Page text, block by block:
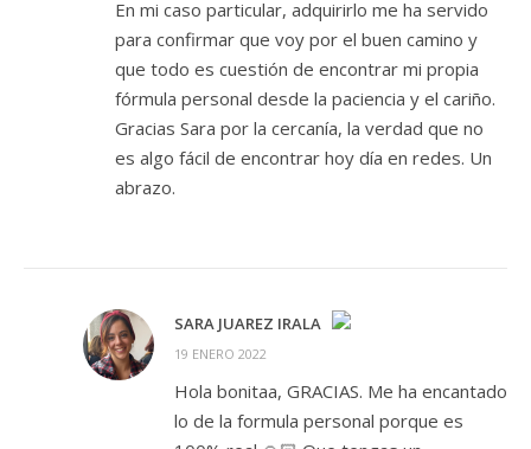
En mi caso particular, adquirirlo me ha servido
para confirmar que voy por el buen camino y
que todo es cuestión de encontrar mi propia
fórmula personal desde la paciencia y el cariño.
Gracias Sara por la cercanía, la verdad que no
es algo fácil de encontrar hoy día en redes. Un
abrazo.
SARA JUAREZ IRALA
¡LA INSIGNIA DE LA «PERSONA REAL»!
ANTI-SPAM BY CLEANTALK
19 ENERO 2022
Hola bonitaa, GRACIAS. Me ha encantado
lo de la formula personal porque es